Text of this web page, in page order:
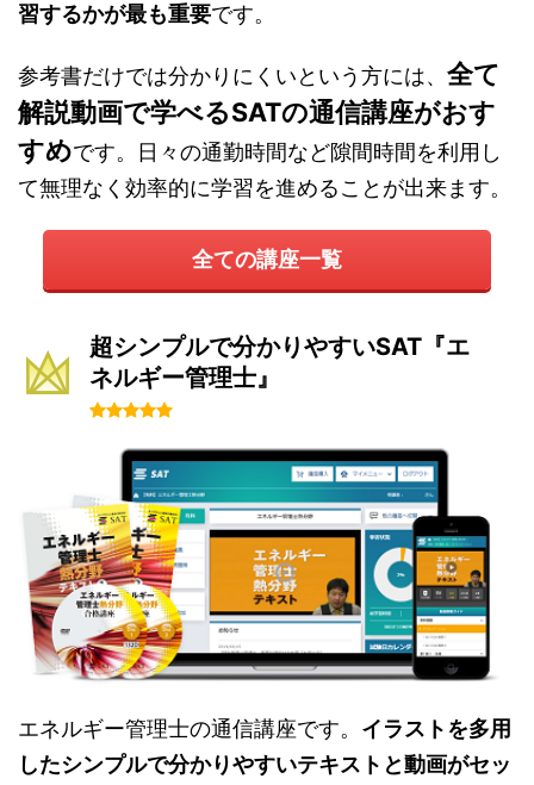
習するかが最も重要です。
参考書だけでは分かりにくいという方には、 全て
解説動画で学べるSATの通信講座がおす
すめです。日々の通勤時間など隙間時間を利用し
て無理なく効率的に学習を進めることが出来ます。
全ての講座一覧
超シンプルで分かりやすいSAT『エ
ネルギー管理士』
エネルギー管理士の通信講座です。 イラストを多用
したシンプルで分かりやすいテキストと動画がセッ